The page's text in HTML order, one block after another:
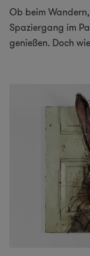
Ob beim
Spaziergang im
genießen. Doch